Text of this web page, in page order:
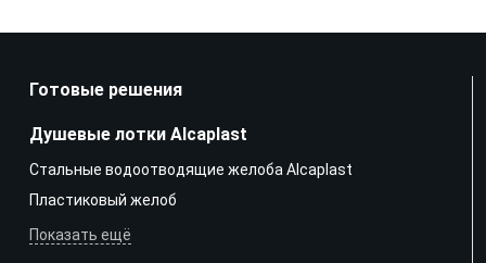
Готовые решения
Душевые лотки Alcaplast
Стальные водоотводящие желоба Alcaplast
Пластиковый желоб
Показать ещё